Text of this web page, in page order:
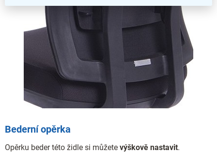
Bederní opěrka
Opěrku beder této židle si můžete výškově nastavit.